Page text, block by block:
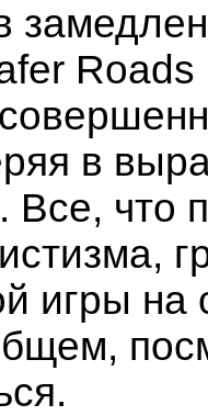
в
Все, что
игры на